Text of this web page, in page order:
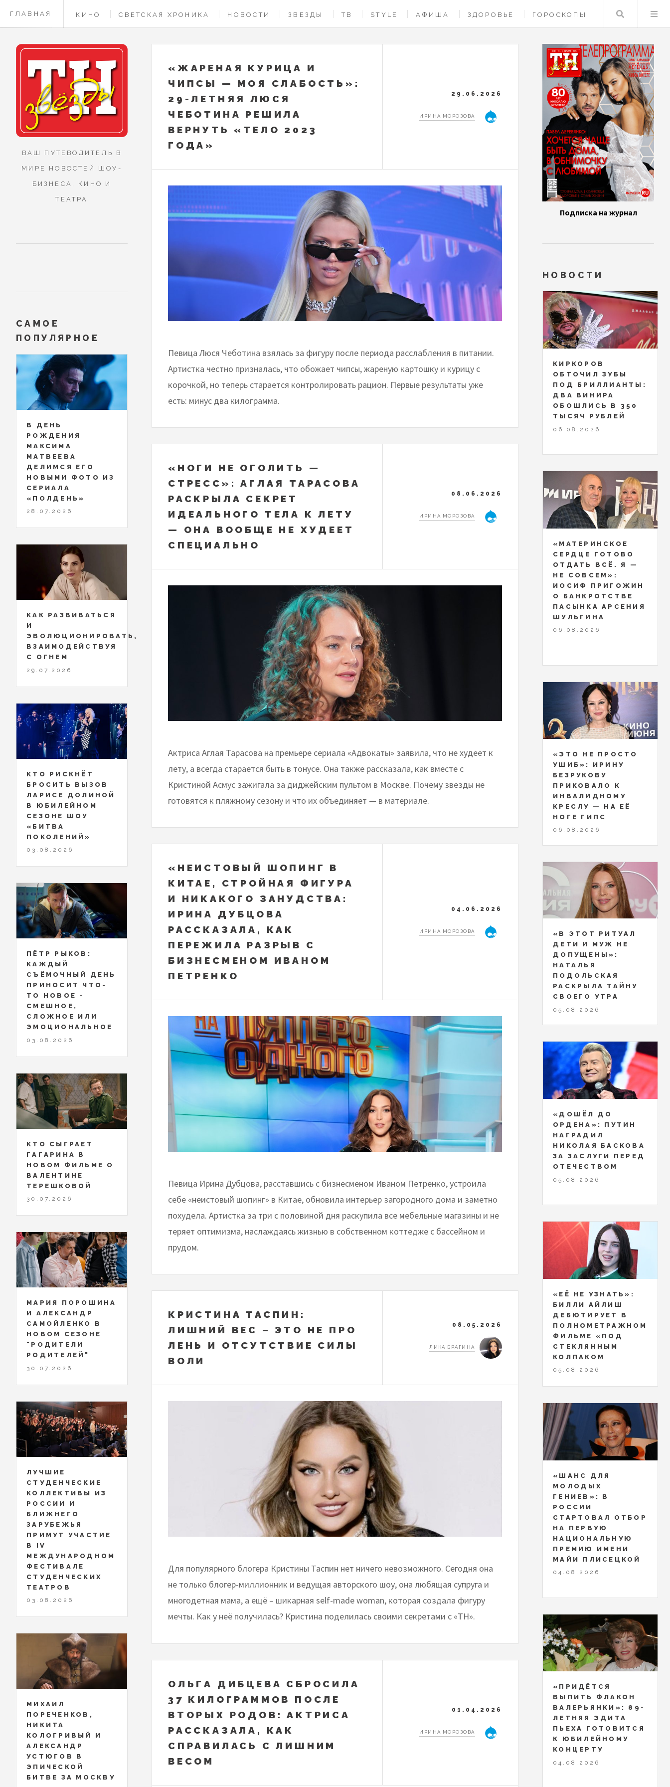
ГЛАВНАЯ КИНО СВЕТСКАЯ ХРОНИКА НОВОСТИ ЗВЕЗДЫ ТВ STYLE АФИША ЗДОРОВЬЕ ГОРОСКОПЫ
КОНТАКТЫ
Поиск
«ЖАРЕНАЯ КУРИЦА И
ЧИПСЫ — МОЯ СЛАБОСТЬ»:
29-ЛЕТНЯЯ ЛЮСЯ
ЧЕБОТИНА РЕШИЛА
ВЕРНУТЬ «ТЕЛО 2023
ГОДА»
29.06.2026
ИРИНА МОРОЗОВА
Певица Люся Чеботина взялась за фигуру после периода расслабления в питании.
Артистка честно призналась, что обожает чипсы, жареную картошку и курицу с
корочкой, но теперь старается контролировать рацион. Первые результаты уже
есть: минус два килограмма.
«НОГИ НЕ ОГОЛИТЬ —
СТРЕСС»: АГЛАЯ ТАРАСОВА
РАСКРЫЛА СЕКРЕТ
ИДЕАЛЬНОГО ТЕЛА К ЛЕТУ
— ОНА ВООБЩЕ НЕ ХУДЕЕТ
СПЕЦИАЛЬНО
08.06.2026
ИРИНА МОРОЗОВА
Актриса Аглая Тарасова на премьере сериала «Адвокаты» заявила, что не худеет к
лету, а всегда старается быть в тонусе. Она также рассказала, как вместе с
Кристиной Асмус зажигала за диджейским пультом в Москве. Почему звезды не
готовятся к пляжному сезону и что их объединяет — в материале.
«НЕИСТОВЫЙ ШОПИНГ В
КИТАЕ, СТРОЙНАЯ ФИГУРА
И НИКАКОГО ЗАНУДСТВА:
ИРИНА ДУБЦОВА
РАССКАЗАЛА, КАК
ПЕРЕЖИЛА РАЗРЫВ С
БИЗНЕСМЕНОМ ИВАНОМ
ПЕТРЕНКО
04.06.2026
ИРИНА МОРОЗОВА
Певица Ирина Дубцова, расставшись с бизнесменом Иваном Петренко, устроила
себе «неистовый шопинг» в Китае, обновила интерьер загородного дома и заметно
похудела. Артистка за три с половиной дня раскупила все мебельные магазины и не
теряет оптимизма, наслаждаясь жизнью в собственном коттедже с бассейном и
прудом.
КРИСТИНА ТАСПИН:
ЛИШНИЙ ВЕС – ЭТО НЕ ПРО
ЛЕНЬ И ОТСУТСТВИЕ СИЛЫ
ВОЛИ
08.05.2026
ЛИКА БРАГИНА
Для популярного блогера Кристины Таспин нет ничего невозможного. Сегодня она
не только блогер-миллионник и ведущая авторского шоу, она любящая супруга и
многодетная мама, а ещё – шикарная self-made woman, которая создала фигуру
мечты. Как у неё получилась? Кристина поделилась своими секретами с «ТН».
ОЛЬГА ДИБЦЕВА СБРОСИЛА
37 КИЛОГРАММОВ ПОСЛЕ
ВТОРЫХ РОДОВ: АКТРИСА
РАССКАЗАЛА, КАК
СПРАВИЛАСЬ С ЛИШНИМ
ВЕСОМ
01.04.2026
ИРИНА МОРОЗОВА
ВАШ ПУТЕВОДИТЕЛЬ В
МИРЕ НОВОСТЕЙ ШОУ-
БИЗНЕСА, КИНО И
ТЕАТРА
САМОЕ
ПОПУЛЯРНОЕ
В ДЕНЬ
РОЖДЕНИЯ
МАКСИМА
МАТВЕЕВА
ДЕЛИМСЯ ЕГО
НОВЫМИ ФОТО ИЗ
СЕРИАЛА
«ПОЛДЕНЬ»
28.07.2026
КАК РАЗВИВАТЬСЯ
И
ЭВОЛЮЦИОНИРОВАТЬ,
ВЗАИМОДЕЙСТВУЯ
С ОГНЕМ
29.07.2026
КТО РИСКНЁТ
БРОСИТЬ ВЫЗОВ
ЛАРИСЕ ДОЛИНОЙ
В ЮБИЛЕЙНОМ
СЕЗОНЕ ШОУ
«БИТВА
ПОКОЛЕНИЙ»
03.08.2026
ПЁТР РЫКОВ:
КАЖДЫЙ
СЪЁМОЧНЫЙ ДЕНЬ
ПРИНОСИТ ЧТО-
ТО НОВОЕ -
СМЕШНОЕ,
СЛОЖНОЕ ИЛИ
ЭМОЦИОНАЛЬНОЕ
03.08.2026
КТО СЫГРАЕТ
ГАГАРИНА В
НОВОМ ФИЛЬМЕ О
ВАЛЕНТИНЕ
ТЕРЕШКОВОЙ
30.07.2026
МАРИЯ ПОРОШИНА
И АЛЕКСАНДР
САМОЙЛЕНКО В
НОВОМ СЕЗОНЕ
"РОДИТЕЛИ
РОДИТЕЛЕЙ"
30.07.2026
ЛУЧШИЕ
СТУДЕНЧЕСКИЕ
КОЛЛЕКТИВЫ ИЗ
РОССИИ И
БЛИЖНЕГО
ЗАРУБЕЖЬЯ
ПРИМУТ УЧАСТИЕ
В IV
МЕЖДУНАРОДНОМ
ФЕСТИВАЛЕ
СТУДЕНЧЕСКИХ
ТЕАТРОВ
03.08.2026
МИХАИЛ
ПОРЕЧЕНКОВ,
НИКИТА
КОЛОГРИВЫЙ И
АЛЕКСАНДР
УСТЮГОВ В
ЭПИЧЕСКОЙ
БИТВЕ ЗА МОСКВУ
Подписка на журнал
НОВОСТИ
КИРКОРОВ
ОБТОЧИЛ ЗУБЫ
ПОД БРИЛЛИАНТЫ:
ДВА ВИНИРА
ОБОШЛИСЬ В 350
ТЫСЯЧ РУБЛЕЙ
06.08.2026
«МАТЕРИНСКОЕ
СЕРДЦЕ ГОТОВО
ОТДАТЬ ВСЁ. Я —
НЕ СОВСЕМ»:
ИОСИФ ПРИГОЖИН
О БАНКРОТСТВЕ
ПАСЫНКА АРСЕНИЯ
ШУЛЬГИНА
06.08.2026
«ЭТО НЕ ПРОСТО
УШИБ»: ИРИНУ
БЕЗРУКОВУ
ПРИКОВАЛО К
ИНВАЛИДНОМУ
КРЕСЛУ — НА ЕЁ
НОГЕ ГИПС
06.08.2026
«В ЭТОТ РИТУАЛ
ДЕТИ И МУЖ НЕ
ДОПУЩЕНЫ»:
НАТАЛЬЯ
ПОДОЛЬСКАЯ
РАСКРЫЛА ТАЙНУ
СВОЕГО УТРА
05.08.2026
«ДОШЁЛ ДО
ОРДЕНА»: ПУТИН
НАГРАДИЛ
НИКОЛАЯ БАСКОВА
ЗА ЗАСЛУГИ ПЕРЕД
ОТЕЧЕСТВОМ
05.08.2026
«ЕЁ НЕ УЗНАТЬ»:
БИЛЛИ АЙЛИШ
ДЕБЮТИРУЕТ В
ПОЛНОМЕТРАЖНОМ
ФИЛЬМЕ «ПОД
СТЕКЛЯННЫМ
КОЛПАКОМ
05.08.2026
«ШАНС ДЛЯ
МОЛОДЫХ
ГЕНИЕВ»: В
РОССИИ
СТАРТОВАЛ ОТБОР
НА ПЕРВУЮ
НАЦИОНАЛЬНУЮ
ПРЕМИЮ ИМЕНИ
МАЙИ ПЛИСЕЦКОЙ
04.08.2026
«ПРИДЁТСЯ
ВЫПИТЬ ФЛАКОН
ВАЛЕРЬЯНКИ»: 89-
ЛЕТНЯЯ ЭДИТА
ПЬЕХА ГОТОВИТСЯ
К ЮБИЛЕЙНОМУ
КОНЦЕРТУ
04.08.2026